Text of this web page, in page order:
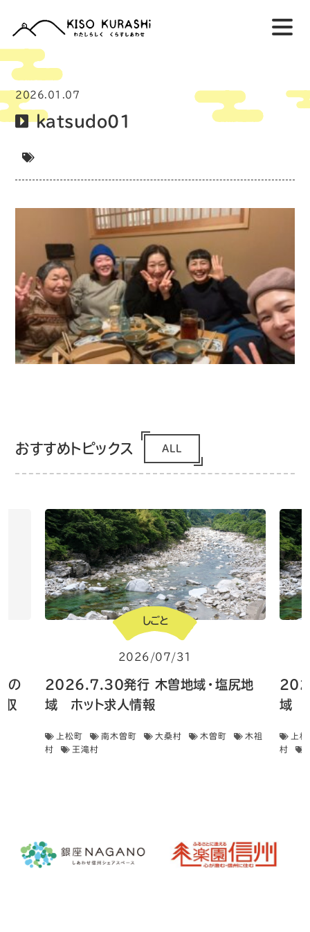
2026.01.07
katsudo01
おすすめトピックス ALL
の
収
しごと
2026/07/31
2026.7.30発行 木曽地域・塩尻地
域 ホット求人情報
上松町 南木曽町 大桑村 木曽町
木祖
村
王滝村
域
上
村